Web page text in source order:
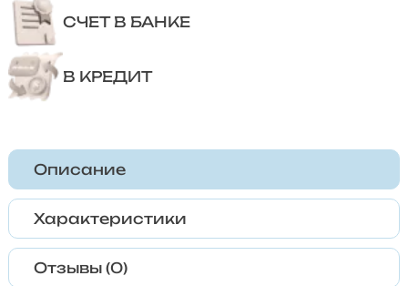
СЧЕТ В БАНКЕ
В КРЕДИТ
Описание
Характеристики
Отзывы (0)